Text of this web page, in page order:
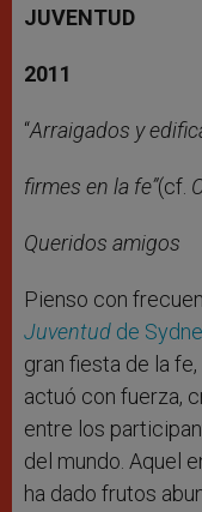
JUVENTUD
2011
“Arraigados y
firmes en la fe”(cf.
Queridos amigos
Pienso con
Juventud de
gran fiesta de la
actuó con fuerza,
entre los
del mundo. Aquel
ha dado frutos